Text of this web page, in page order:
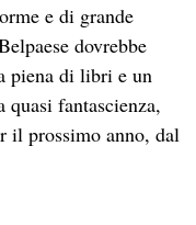
e di grande
dovrebbe
piena di libri e un
quasi fantascienza,
il prossimo anno, dal